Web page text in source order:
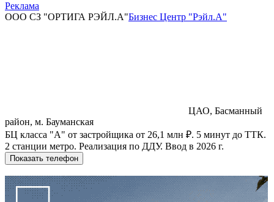
Реклама
ООО СЗ "ОРТИГА РЭЙЛ.А"Бизнес Центр "Рэйл.А"
ЦАО, Басманный
район, м. Бауманская
БЦ класса "А" от застройщика от 26,1 млн ₽. 5 минут до ТТК.
2 станции метро. Реализация по ДДУ. Ввод в 2026 г.
Показать телефон